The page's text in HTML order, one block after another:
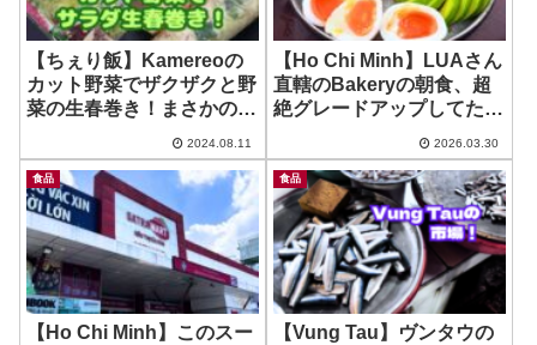
【ちぇり飯】Kamereoの
カット野菜でザクザクと野
菜の生春巻き！まさかのタ
2024.08.11
【Ho Chi Minh】LUAさん
直轄のBakeryの朝食、超
絶グレードアップしてた
2026.03.30
食品
【Ho Chi Minh】このスー
食品
【Vung Tau】ヴンタウの